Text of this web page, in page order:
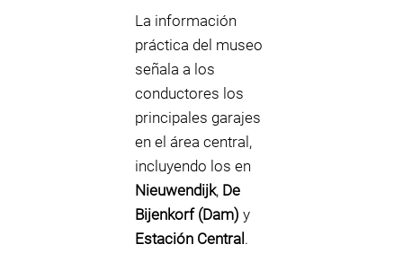
La información
práctica del museo
señala a los
conductores los
principales garajes
en el área central,
incluyendo los en
Nieuwendijk, De
Bijenkorf (Dam) y
Estación Central .